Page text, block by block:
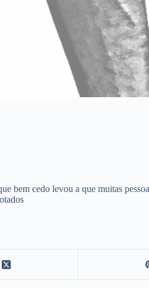
bem cedo levou a que muitas